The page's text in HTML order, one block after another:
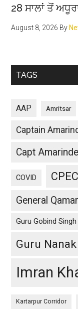
28 ਸਾਲਾਂ ਤੋਂ
August 8, 2026 By
TAGS
AAP Amritsar
Captain
Capt
COVID CPEC
General
Guru Gobind Singh
Guru
Imran
Kartarpur Corridor